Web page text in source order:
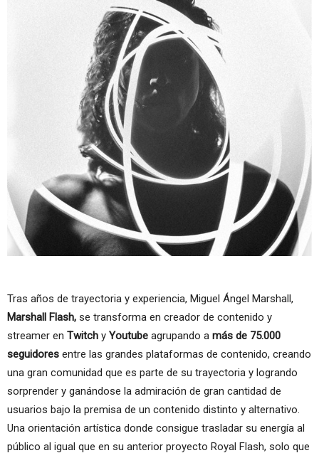
Tras años de trayectoria y experiencia, Miguel Ángel Marshall,
Marshall Flash, se transforma en creador de contenido y
streamer en Twitch y Youtube agrupando a más de 75.000
seguidores entre las grandes plataformas de contenido, creando
una gran comunidad que es parte de su trayectoria y logrando
sorprender y ganándose la admiración de gran cantidad de
usuarios bajo la premisa de un contenido distinto y alternativo.
Una orientación artística donde consigue trasladar su energía al
público al igual que en su anterior proyecto Royal Flash, solo que